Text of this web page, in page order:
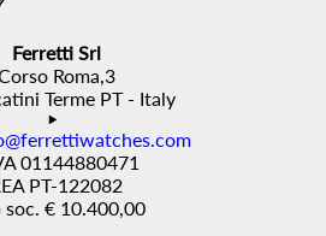
Ferretti Srl
Roma,3
Terme PT - Italy
01144880471
PT-122082
soc. € 10.400,00